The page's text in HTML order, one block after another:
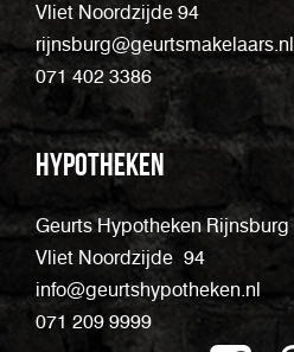
Vliet Noordzijde 94
rijnsburg@geurtsmakelaars.nl
071 402 3386
Hypotheken
Geurts Hypotheken Rijnsburg
Vliet Noordzijde 94
info@geurtshypotheken.nl
071 209 9999